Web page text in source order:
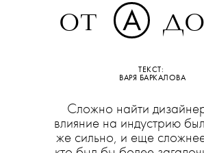
отА до
ТЕКСТ:
ВАРЯ БАРКАЛОВА
Сложно найти
влияние на индустрию
же сильно, и еще